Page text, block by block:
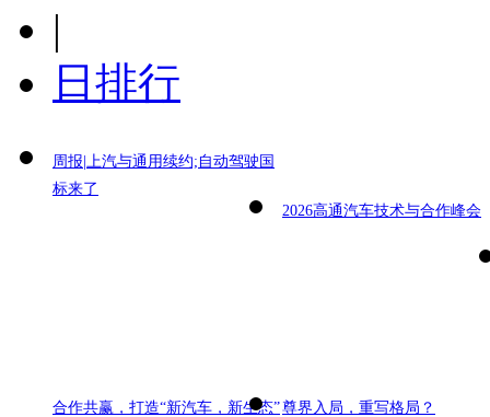
|
日排行
周报|上汽与通用续约;自动驾驶国
标来了
2026高通汽车技术与合作峰会
合作共赢，打造“新汽车，新生态”尊界入局，重写格局？